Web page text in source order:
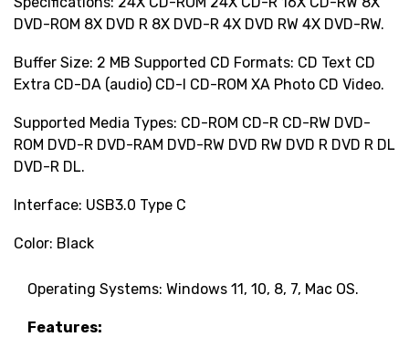
DVD-ROM 8X DVD R 8X DVD-R 4X DVD RW 4X DVD-RW.
Buffer Size: 2 MB Supported CD Formats: CD Text CD
Extra CD-DA (audio) CD-I CD-ROM XA Photo CD Video.
Supported Media Types: CD-ROM CD-R CD-RW DVD-
ROM DVD-R DVD-RAM DVD-RW DVD RW DVD R DVD R DL
DVD-R DL.
Interface: USB3.0 Type C
Color: Black
Operating Systems: Windows 11, 10, 8, 7, Mac OS.
Features: